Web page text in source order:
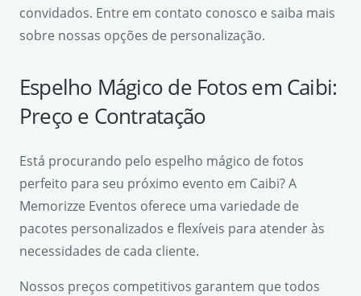
convidados. Entre em contato conosco e saiba mais
sobre nossas opções de personalização.
Espelho Mágico de Fotos em Caibi:
Preço e Contratação
Está procurando pelo espelho mágico de fotos
perfeito para seu próximo evento em Caibi? A
Memorizze Eventos oferece uma variedade de
pacotes personalizados e flexíveis para atender às
necessidades de cada cliente.
Nossos preços competitivos garantem que todos